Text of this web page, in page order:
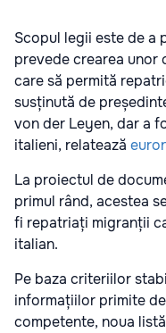
Scopul legii este de a
prevede crearea unor
care să permită
susținută de
von der Leyen, dar a
italieni, relatează
La proiectul de
primul rând, acestea
fi repatriați migranții
italian.
Pe baza criteriilor
informațiilor primite
competente, noua